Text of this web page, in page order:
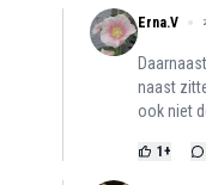
Erna.V
naast
ook niet
1 +